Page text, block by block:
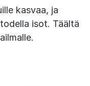
kasvaa, ja
isot. Täältä